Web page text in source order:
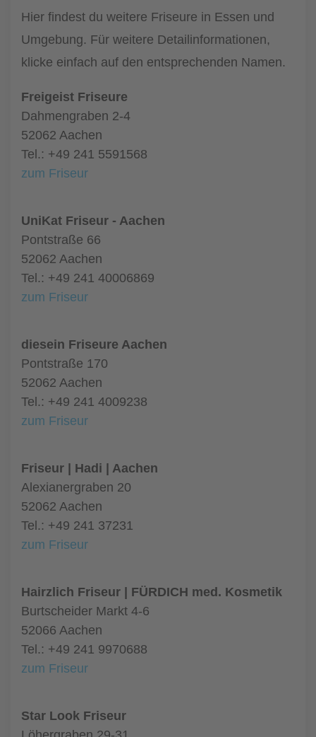
Hier findest du weitere Friseure in Essen und
Umgebung. Für weitere Detailinformationen,
klicke einfach auf den entsprechenden Namen.
Freigeist Friseure
Dahmengraben 2-4
52062 Aachen
Tel.: +49 241 5591568
zum Friseur
UniKat Friseur - Aachen
Pontstraße 66
52062 Aachen
Tel.: +49 241 40006869
zum Friseur
diesein Friseure Aachen
Pontstraße 170
52062 Aachen
Tel.: +49 241 4009238
zum Friseur
Friseur | Hadi | Aachen
Alexianergraben 20
52062 Aachen
Tel.: +49 241 37231
zum Friseur
Hairzlich Friseur | FÜRDICH med. Kosmetik
Burtscheider Markt 4-6
52066 Aachen
Tel.: +49 241 9970688
zum Friseur
Star Look Friseur